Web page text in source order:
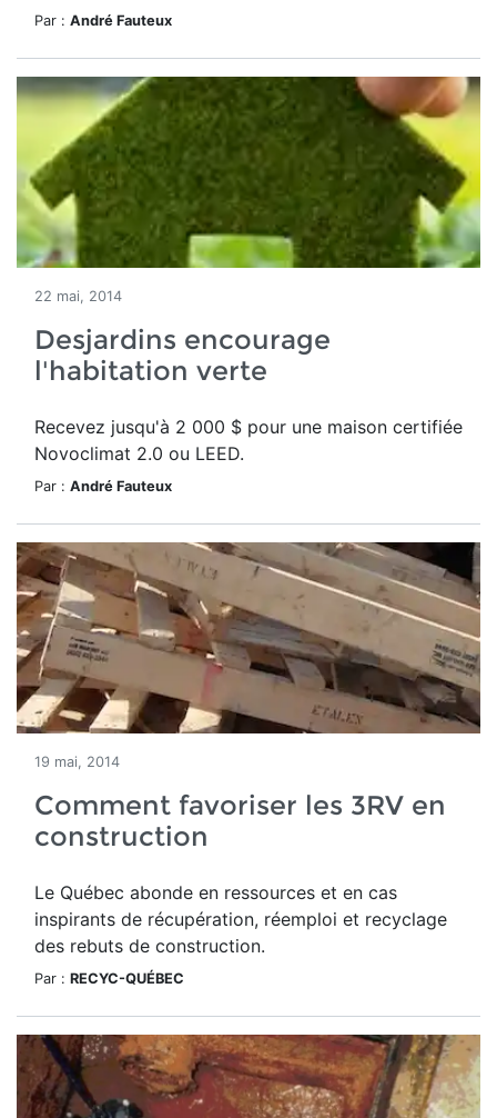
Par : André Fauteux
22 mai, 2014
Desjardins encourage
l'habitation verte
Recevez jusqu'à 2 000 $ pour une maison certifiée
Novoclimat 2.0 ou LEED.
Par : André Fauteux
19 mai, 2014
Comment favoriser les 3RV en
construction
Le Québec abonde en ressources et en cas
inspirants de récupération, réemploi et recyclage
des rebuts de construction.
Par : RECYC-QUÉBEC